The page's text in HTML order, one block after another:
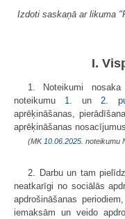
Izdoti saskaņā ar likuma "
I.
1. Noteikumi
noteikumu 1. un 2.
aprēķināšanas,
aprēķināšanas nosacījumus.
(MK 10.06.2025. noteikumu
2. Darbu un tam
neatkarīgi no sociālās
apdrošināšanas
iemaksām un veido